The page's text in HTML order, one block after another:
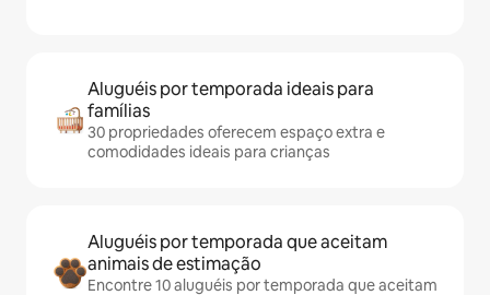
Aluguéis por temporada ideais para
famílias
30 propriedades oferecem espaço extra e
comodidades ideais para crianças
Aluguéis por temporada que aceitam
animais de estimação
Encontre 10 aluguéis por temporada que aceitam